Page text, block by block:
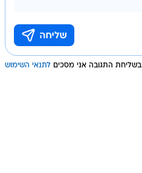
בשליחת התגובה אני מסכים לתנאי השימוש